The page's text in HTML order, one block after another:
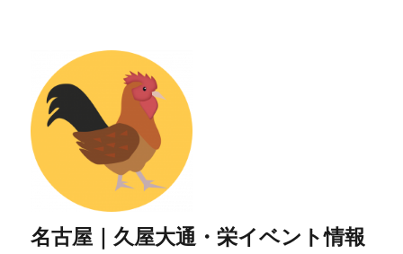
名古屋｜久屋大通・栄イベント情報